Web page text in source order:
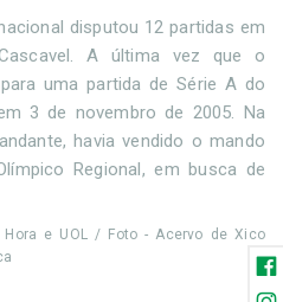
disputou 12 partidas em
A última vez que o
uma partida de Série A do
3 de novembro de 2005. Na
havia vendido o mando
Regional, em busca de
Hora e UOL / Foto - Acervo de Xico